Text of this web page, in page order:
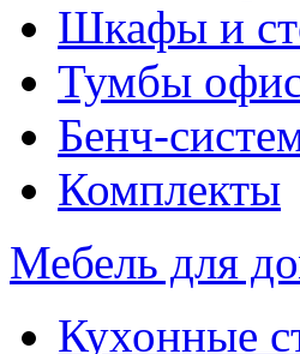
Шкафы и
Тумбы
Бенч-
Комплекты
Мебель для
Кухонные